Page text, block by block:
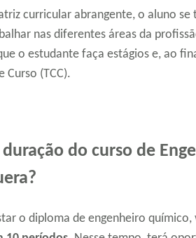
curricular abrangente, o aluno se
nas diferentes áreas da
o estudante faça estágios e, ao
Curso (TCC).
do curso de
o diploma de engenheiro